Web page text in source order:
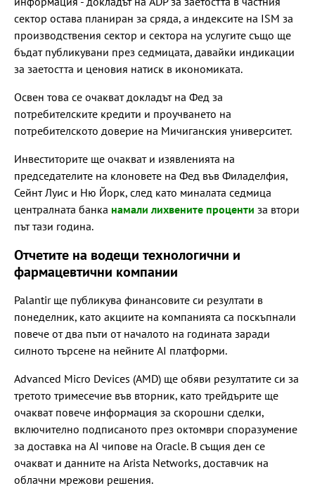
сектор остава планиран за сряда, а индексите на ISM за
производствения сектор и сектора на услугите също ще
бъдат публикувани през седмицата, давайки индикации
за заетостта и ценовия натиск в икономиката.
Освен това се очакват докладът на Фед за
потребителските кредити и проучването на
потребителското доверие на Мичиганския университет.
Инвеститорите ще очакват и изявленията на
председателите на клоновете на Фед във Филаделфия,
Сейнт Луис и Ню Йорк, след като миналата седмица
централната банка намали лихвените проценти за втори
път тази година.
Отчетите на водещи технологични и
фармацевтични компании
Palantir ще публикува финансовите си резултати в
понеделник, като акциите на компанията са поскъпнали
повече от два пъти от началото на годината заради
силното търсене на нейните AI платформи.
Advanced Micro Devices (AMD) ще обяви резултатите си за
третото тримесечие във вторник, като трейдърите ще
очакват повече информация за скорошни сделки,
включително подписаното през октомври споразумение
за доставка на AI чипове на Oracle. В същия ден се
очакват и данните на Arista Networks, доставчик на
облачни мрежови решения.